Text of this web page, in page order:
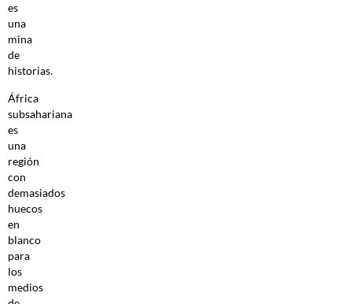
es
una
mina
de
historias.
África
subsahariana
es
una
región
con
demasiados
huecos
en
blanco
para
los
medios